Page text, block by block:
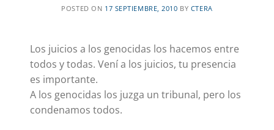
POSTED ON 17 SEPTIEMBRE, 2010 BY CTERA
Los juicios a los genocidas los hacemos entre
todos y todas. Vení a los juicios, tu presencia
es importante.
A los genocidas los juzga un tribunal, pero los
condenamos todos.